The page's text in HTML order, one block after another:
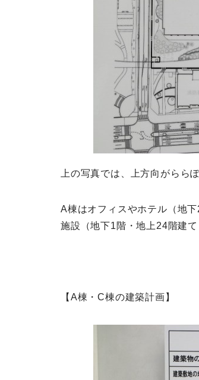
上の写真では、上方向がらら
A棟はオフィスやホテル（地
施設（地下1階・地上24階建
【A棟・C棟の建築計画】